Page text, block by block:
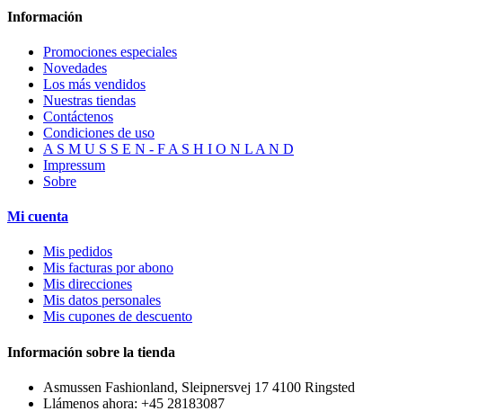
Información
Promociones especiales
Novedades
Los más vendidos
Nuestras tiendas
Contáctenos
Condiciones de uso
A S M U S S E N - F A S H I O N L A N D
Impressum
Sobre
Mi cuenta
Mis pedidos
Mis facturas por abono
Mis direcciones
Mis datos personales
Mis cupones de descuento
Información sobre la tienda
Asmussen Fashionland, Sleipnersvej 17 4100 Ringsted
Llámenos ahora: +45 28183087